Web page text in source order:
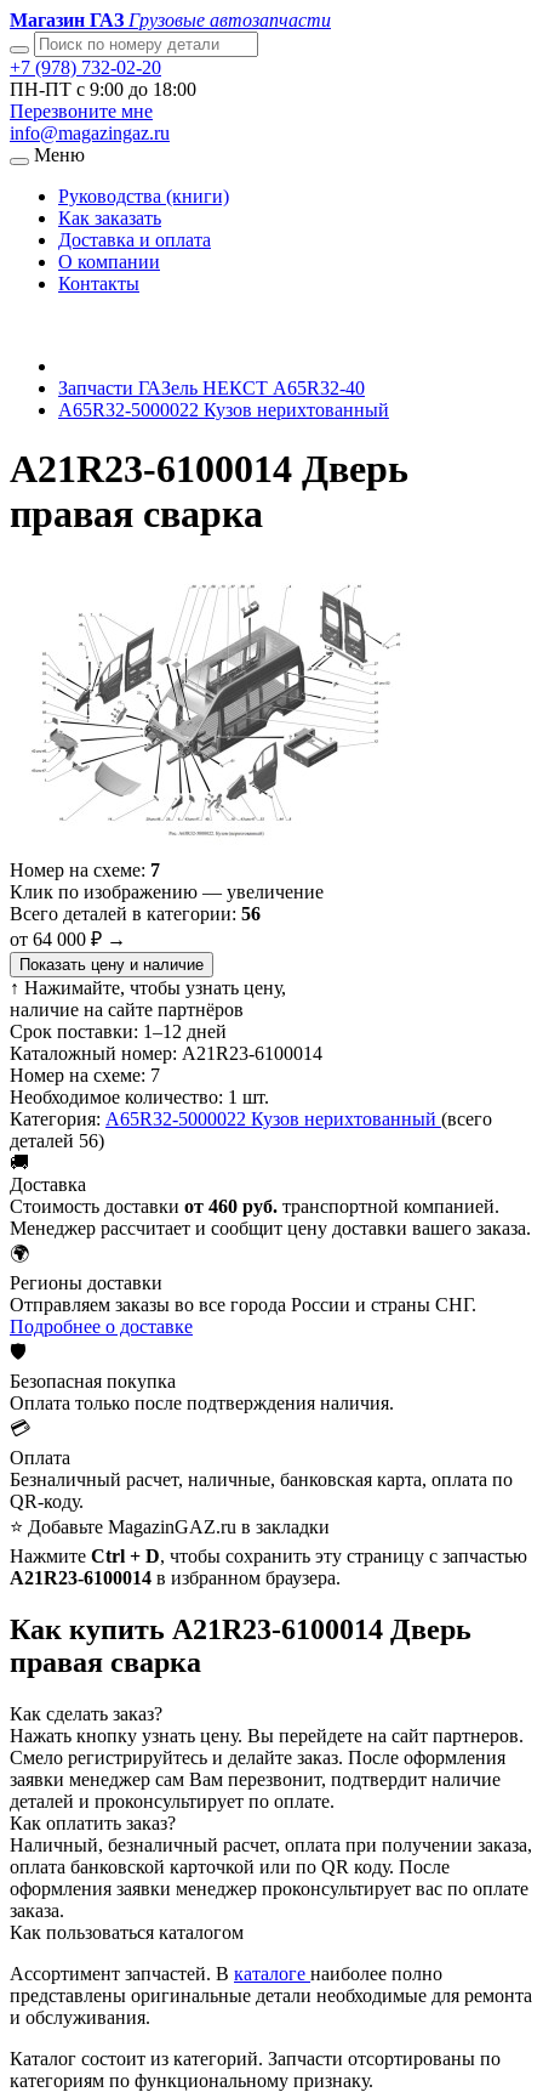
Магазин ГАЗ Грузовые автозапчасти
+7 (978) 732-02-20
ПН-ПТ с 9:00 до 18:00
Перезвоните мне
info@magazingaz.ru
Меню
Руководства (книги)
Как заказать
Доставка и оплата
О компании
Контакты
Запчасти ГАЗель НЕКСТ A65R32-40
A65R32-5000022 Кузов нерихтованный
А21R23-6100014 Дверь
правая сварка
Номер на схеме: 7
Клик по изображению — увеличение
Всего деталей в категории: 56
от 64 000 ₽ →
Показать цену и наличие
↑ Нажимайте, чтобы узнать цену,
наличие на сайте партнёров
Срок поставки: 1–12 дней
Каталожный номер: А21R23-6100014
Номер на схеме: 7
Необходимое количество: 1 шт.
Категория: A65R32-5000022 Кузов нерихтованный (всего
деталей 56)
🚚
Доставка
Стоимость доставки от 460 руб. транспортной компанией.
Менеджер рассчитает и сообщит цену доставки вашего заказа.
🌍
Регионы доставки
Отправляем заказы во все города России и страны СНГ.
Подробнее о доставке
🛡️
Безопасная покупка
Оплата только после подтверждения наличия.
💳
Оплата
Безналичный расчет, наличные, банковская карта, оплата по
QR-коду.
⭐ Добавьте MagazinGAZ.ru в закладки
Нажмите Ctrl + D, чтобы сохранить эту страницу с запчастью
А21R23-6100014 в избранном браузера.
Как купить А21R23-6100014 Дверь
правая сварка
Как сделать заказ?
Нажать кнопку узнать цену. Вы перейдете на сайт партнеров.
Смело регистрируйтесь и делайте заказ. После оформления
заявки менеджер сам Вам перезвонит, подтвердит наличие
деталей и проконсультирует по оплате.
Как оплатить заказ?
Наличный, безналичный расчет, оплата при получении заказа,
оплата банковской карточкой или по QR коду. После
оформления заявки менеджер проконсультирует вас по оплате
заказа.
Как пользоваться каталогом
Ассортимент запчастей. В каталоге наиболее полно
представлены оригинальные детали необходимые для ремонта
и обслуживания.
Каталог состоит из категорий. Запчасти отсортированы по
категориям по функциональному признаку.